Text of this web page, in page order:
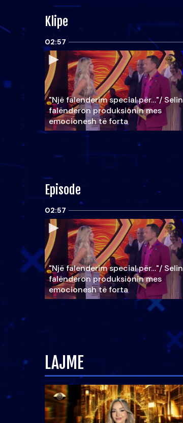
Klipe
02:57
"Një falenderim special për…"/ Selin
falënderon produksionin mes
emocionesh të forta
Episode
02:57
"Një falenderim special për…"/ Selin
falënderon produksionin mes
emocionesh të forta
LAJME